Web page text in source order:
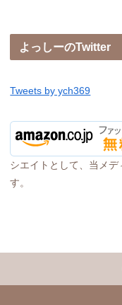
よっしーのTwitter
Tweets by ych369
シエイトとして、当メ
す。